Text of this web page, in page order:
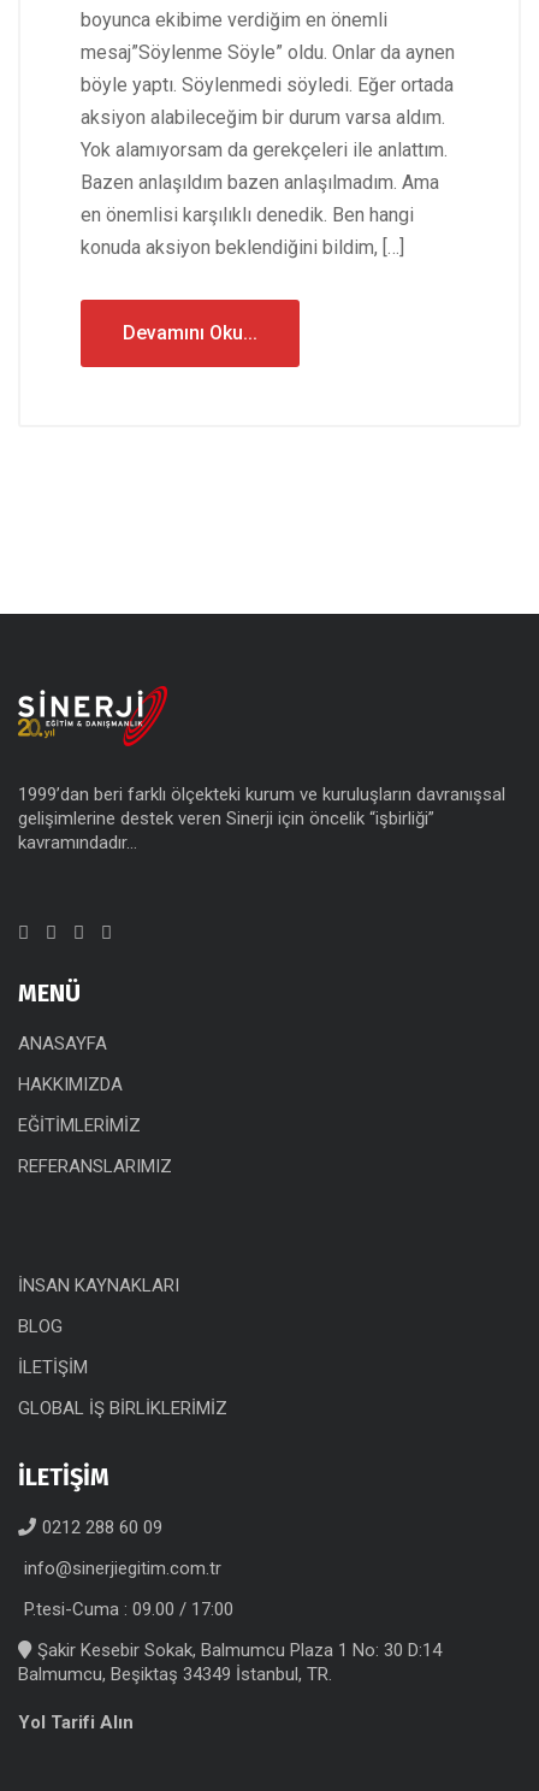
boyunca ekibime verdiğim en önemli
mesaj”Söylenme Söyle” oldu. Onlar da aynen
böyle yaptı. Söylenmedi söyledi. Eğer ortada
aksiyon alabileceğim bir durum varsa aldım.
Yok alamıyorsam da gerekçeleri ile anlattım.
Bazen anlaşıldım bazen anlaşılmadım. Ama
en önemlisi karşılıklı denedik. Ben hangi
konuda aksiyon beklendiğini bildim, […]
Devamını Oku...
1999’dan beri farklı ölçekteki kurum ve kuruluşların davranışsal
gelişimlerine destek veren Sinerji için öncelik “işbirliği”
kavramındadır…
MENÜ
ANASAYFA
HAKKIMIZDA
EĞİTİMLERİMİZ
REFERANSLARIMIZ
İNSAN KAYNAKLARI
BLOG
İLETİŞİM
GLOBAL İŞ BİRLİKLERİMİZ
İLETİŞİM
0212 288 60 09
info@sinerjiegitim.com.tr
P.tesi-Cuma : 09.00 / 17:00
Şakir Kesebir Sokak, Balmumcu Plaza 1 No: 30 D:14
Balmumcu, Beşiktaş 34349 İstanbul, TR.
Yol Tarifi Alın